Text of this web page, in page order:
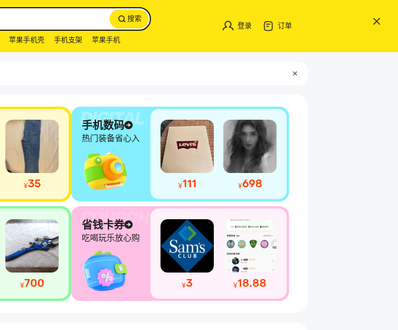
搜索
苹果手机壳 手机支架
苹果手机
登录 订单
¥35
¥700
手机数码
热门装备省心入
¥111 ¥698
省钱卡券
吃喝玩乐放心购
¥3 ¥18.88